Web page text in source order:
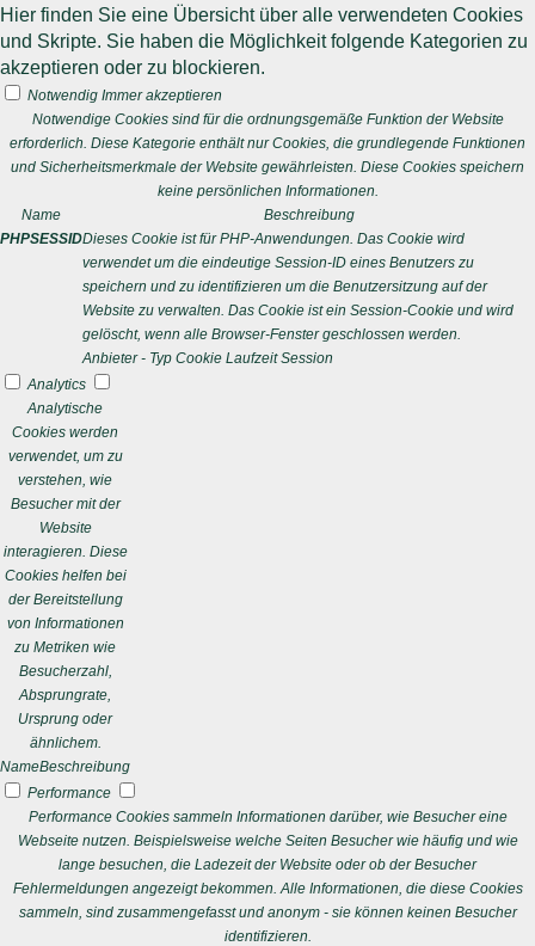
Hier finden Sie eine Übersicht über alle verwendeten Cookies
und Skripte. Sie haben die Möglichkeit folgende Kategorien zu
akzeptieren oder zu blockieren.
Notwendig Immer akzeptieren
Notwendige Cookies sind für die ordnungsgemäße Funktion der Website
erforderlich. Diese Kategorie enthält nur Cookies, die grundlegende Funktionen
und Sicherheitsmerkmale der Website gewährleisten. Diese Cookies speichern
keine persönlichen Informationen.
Name
Beschreibung
PHPSESSIDDieses Cookie ist für PHP-Anwendungen. Das Cookie wird
verwendet um die eindeutige Session-ID eines Benutzers zu
speichern und zu identifizieren um die Benutzersitzung auf der
Website zu verwalten. Das Cookie ist ein Session-Cookie und wird
gelöscht, wenn alle Browser-Fenster geschlossen werden.
Anbieter - Typ Cookie Laufzeit Session
Analytics
Analytische
Cookies werden
verwendet, um zu
verstehen, wie
Besucher mit der
Website
interagieren. Diese
Cookies helfen bei
der Bereitstellung
von Informationen
zu Metriken wie
Besucherzahl,
Absprungrate,
Ursprung oder
ähnlichem.
NameBeschreibung
Performance
Performance Cookies sammeln Informationen darüber, wie Besucher eine
Webseite nutzen. Beispielsweise welche Seiten Besucher wie häufig und wie
lange besuchen, die Ladezeit der Website oder ob der Besucher
Fehlermeldungen angezeigt bekommen. Alle Informationen, die diese Cookies
sammeln, sind zusammengefasst und anonym - sie können keinen Besucher
identifizieren.